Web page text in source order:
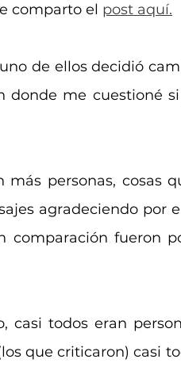
comparto el post aquí.
de ellos decidió
donde me cuestioné
personas, cosas
agradeciendo por
fueron
casi todos eran
que criticaron) casi